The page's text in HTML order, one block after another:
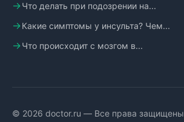
Что делать при подозрении на...
Какие симптомы у инсульта? Чем...
Что происходит с мозгом в...
© 2026 doctor.ru — Все права защищены